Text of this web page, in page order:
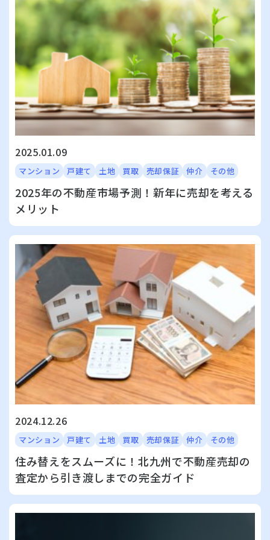
2025.01.09
マンション 戸建て 土地 買取 売却保証 仲介 その他
2025年の不動産市場予測！新年に売却を考える
メリット
2024.12.26
マンション 戸建て 土地 買取 売却保証 仲介 その他
住み替えをスムーズに！北九州で不動産売却の
査定から引き渡しまでの完全ガイド